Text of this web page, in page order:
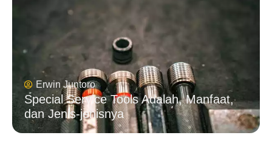
Erwin Juntoro
Special Service Tools Adalah, Manfaat,
dan Jenis-jenisnya